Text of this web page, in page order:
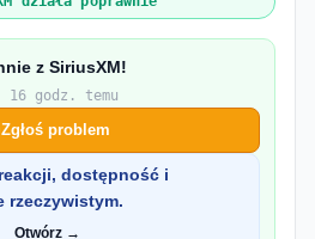
z SiriusXM!
godz. temu
Zgłoś problem
dostępność i
rzeczywistym.
Otwórz →